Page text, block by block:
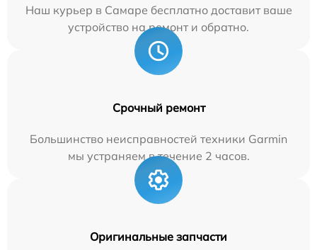
Наш курьер в Самаре бесплатно доставит ваше
устройство на ремонт и обратно.
Срочный ремонт
Большинство неисправностей техники Garmin
мы устраняем в течение 2 часов.
Оригинальные запчасти